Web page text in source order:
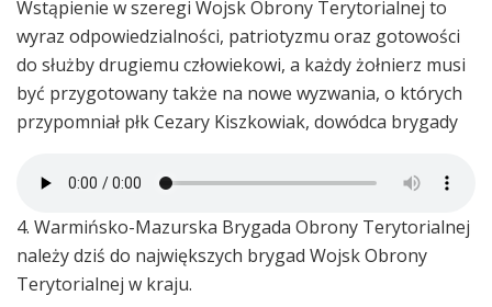
Wstąpienie w szeregi Wojsk Obrony Terytorialnej to
wyraz odpowiedzialności, patriotyzmu oraz gotowości
do służby drugiemu człowiekowi, a każdy żołnierz musi
być przygotowany także na nowe wyzwania, o których
przypomniał płk Cezary Kiszkowiak, dowódca brygady
4. Warmińsko-Mazurska Brygada Obrony Terytorialnej
należy dziś do największych brygad Wojsk Obrony
Terytorialnej w kraju.